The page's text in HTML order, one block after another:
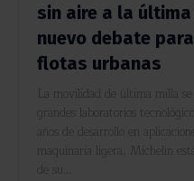
sin aire a la
nuevo debate
flotas urbanas
La movilidad de última milla se
grandes laboratorios
años de desarrollo en
maquinaria ligera, Michelin
de su...